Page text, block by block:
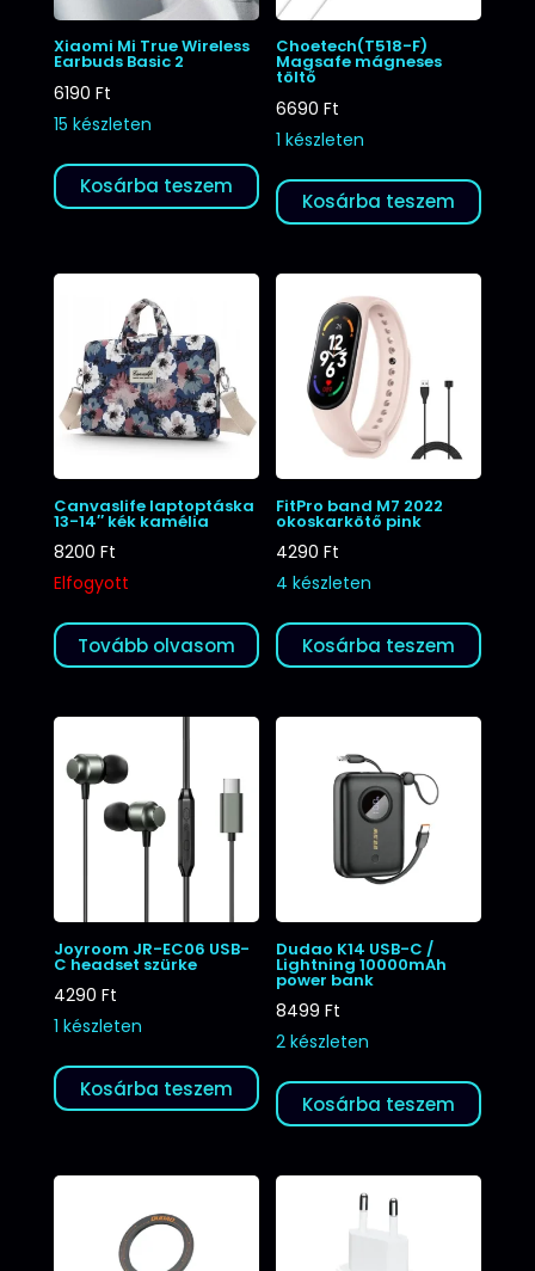
Xiaomi Mi True Wireless
Earbuds Basic 2
6190 Ft
15 készleten
Kosárba teszem
Choetech(T518-F)
Magsafe mágneses
töltő
6690Ft
1 készleten
Kosárba teszem
Canvaslife laptoptáska
13-14″ kék kamélia
8200 Ft
Elfogyott
Tovább olvasom
FitPro band M7 2022
okoskarkötő pink
4290Ft
4 készleten
Kosárba teszem
Joyroom JR-EC06 USB-
C headset szürke
4290 Ft
1 készleten
Kosárba teszem
Dudao K14 USB-C /
Lightning 10000mAh
power bank
8499Ft
2 készleten
Kosárba teszem